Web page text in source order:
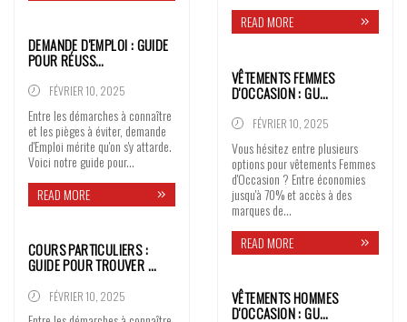
DEMANDE D'EMPLOI : GUIDE
POUR RÉUSS…
FÉVRIER 10, 2025
Entre les démarches à connaître
et les pièges à éviter, demande
d'Emploi mérite qu'on s'y attarde.
Voici notre guide pour...
READ MORE
COURS PARTICULIERS :
GUIDE POUR TROUVER …
FÉVRIER 10, 2025
READ MORE
VÊTEMENTS FEMMES
D'OCCASION : GU…
FÉVRIER 10, 2025
Vous hésitez entre plusieurs
options pour vêtements Femmes
d'Occasion ? Entre économies
jusqu'à 70% et accès à des
marques de...
READ MORE
VÊTEMENTS HOMMES
D'OCCASION : GU…